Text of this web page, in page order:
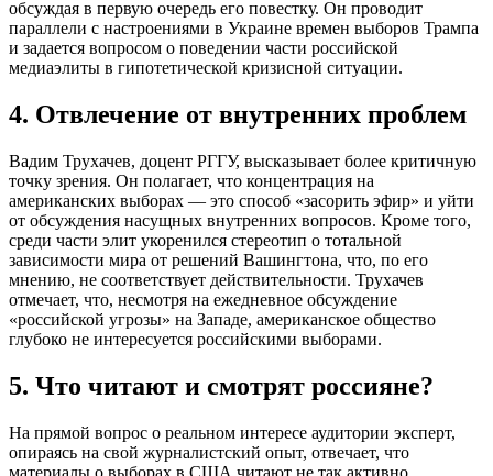
обсуждая в первую очередь его повестку. Он проводит
параллели с настроениями в Украине времен выборов Трампа
и задается вопросом о поведении части российской
медиаэлиты в гипотетической кризисной ситуации.
4. Отвлечение от внутренних проблем
Вадим Трухачев, доцент РГГУ, высказывает более критичную
точку зрения. Он полагает, что концентрация на
американских выборах — это способ «засорить эфир» и уйти
от обсуждения насущных внутренних вопросов. Кроме того,
среди части элит укоренился стереотип о тотальной
зависимости мира от решений Вашингтона, что, по его
мнению, не соответствует действительности. Трухачев
отмечает, что, несмотря на ежедневное обсуждение
«российской угрозы» на Западе, американское общество
глубоко не интересуется российскими выборами.
5. Что читают и смотрят россияне?
На прямой вопрос о реальном интересе аудитории эксперт,
опираясь на свой журналистский опыт, отвечает, что
материалы о выборах в США читают не так активно.